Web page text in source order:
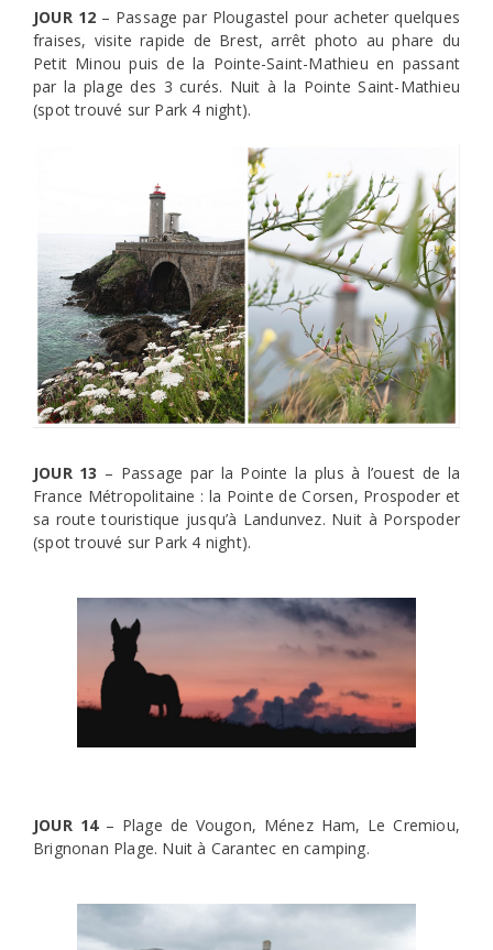
JOUR 12 – Passage par Plougastel pour acheter quelques
fraises, visite rapide de Brest, arrêt photo au phare du
Petit Minou puis de la Pointe-Saint-Mathieu en passant
par la plage des 3 curés. Nuit à la Pointe Saint-Mathieu
(spot trouvé sur Park 4 night).
JOUR 13 – Passage par la Pointe la plus à l’ouest de la
France Métropolitaine : la Pointe de Corsen, Prospoder et
sa route touristique jusqu’à Landunvez. Nuit à Porspoder
(spot trouvé sur Park 4 night).
JOUR 14– Plage de Vougon, Ménez Ham, Le Cremiou,
Brignonan Plage. Nuit à Carantec en camping.